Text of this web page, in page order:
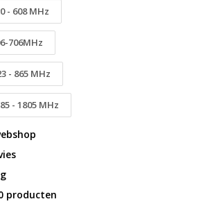
- 608 MHz
706MHz
- 865 MHz
- 1805 MHz
producten